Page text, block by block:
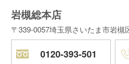
岩槻総本店
〒339-0057埼玉県さいたま市岩槻
0120-393-501